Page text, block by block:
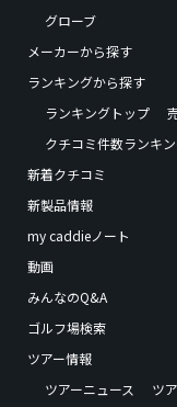
グローブ
メーカーから探す
ランキングから探す
ランキングトップ
クチコミ件数ランキ
新着クチコミ
新製品情報
my caddieノート
動画
みんなのQ&A
ゴルフ場検索
ツアー情報
ツアーニュース
ツ